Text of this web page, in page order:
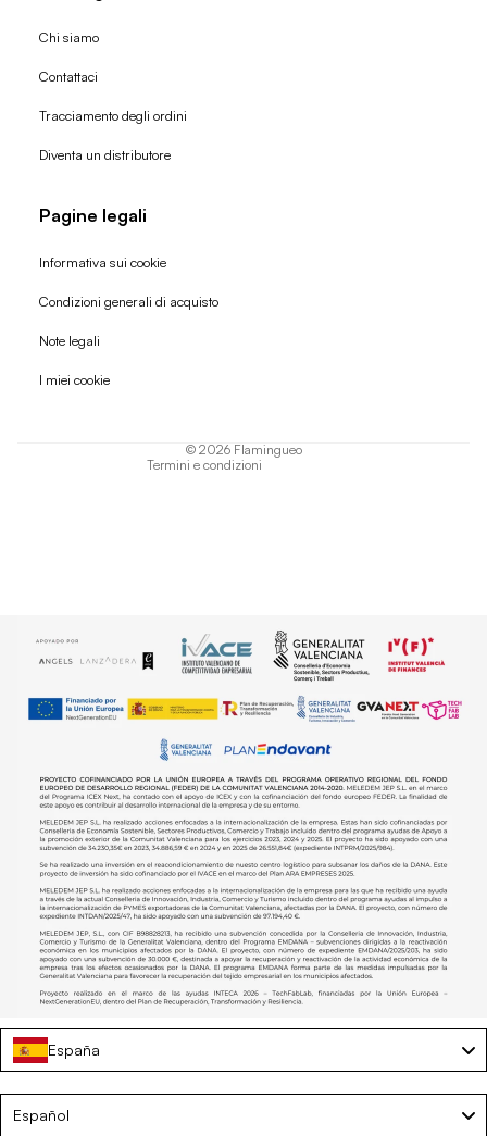
Tumbona de playa con ruedas y parasol – FREYA
€37,50
Chi siamo
Contattaci
Tracciamento degli ordini
Diventa un distributore
Pagine legali
Informativa sui cookie
Condizioni generali di acquisto
Note legali
I miei cookie
© 2026 Flamingueo
Termini e condizioni
Politica di rimborso
España
Español